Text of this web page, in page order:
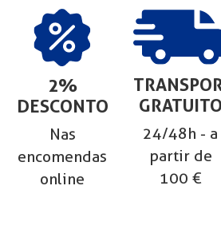
2%
DESCONTO
Nas
encomendas
online
GRATUITO
24/48h - a
partir de
100 €